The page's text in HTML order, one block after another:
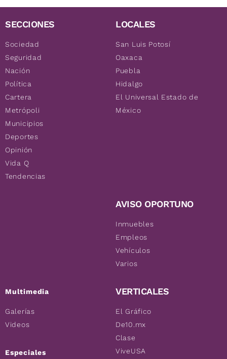
SECCIONES
Sociedad
Seguridad
Nación
Política
Cartera
Metrópoli
Municipios
Deportes
Opinión
Vida Q
Tendencias
Multimedia
Galerías
Videos
Especiales
LOCALES
San Luis Potosí
Oaxaca
Puebla
Hidalgo
El Universal Estado de
México
AVISO OPORTUNO
Inmuebles
Empleos
Vehículos
Varios
VERTICALES
El Gráfico
De10.mx
Clase
ViveUSA